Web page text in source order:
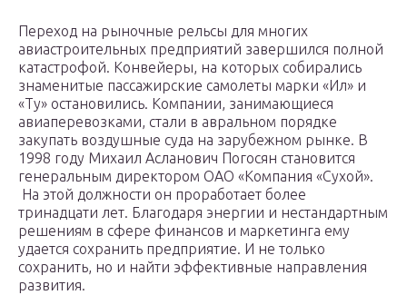
Переход на рыночные рельсы для многих
авиастроительных предприятий завершился полной
катастрофой. Конвейеры, на которых собирались
знаменитые пассажирские самолеты марки «Ил» и
«Ту» остановились. Компании, занимающиеся
авиаперевозками, стали в авральном порядке
закупать воздушные суда на зарубежном рынке. В
1998 году Михаил Асланович Погосян становится
генеральным директором ОАО «Компания «Сухой».
На этой должности он проработает более
тринадцати лет. Благодаря энергии и нестандартным
решениям в сфере финансов и маркетинга ему
удается сохранить предприятие. И не только
сохранить, но и найти эффективные направления
развития.